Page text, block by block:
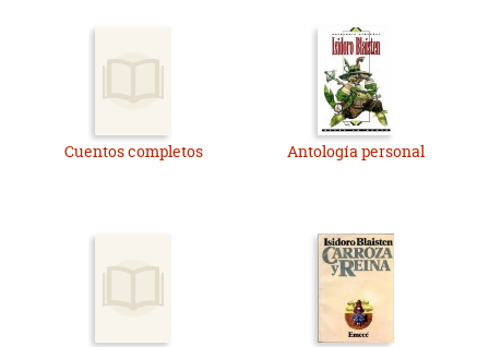
Cuentos completos Antología personal